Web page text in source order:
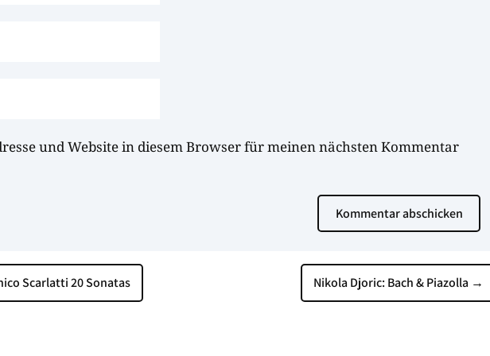
und Website in diesem Browser für meinen nächsten Kommentar
Kommentar abschicken
Scarlatti 20 Sonatas Nikola Djoric: Bach & Piazolla →